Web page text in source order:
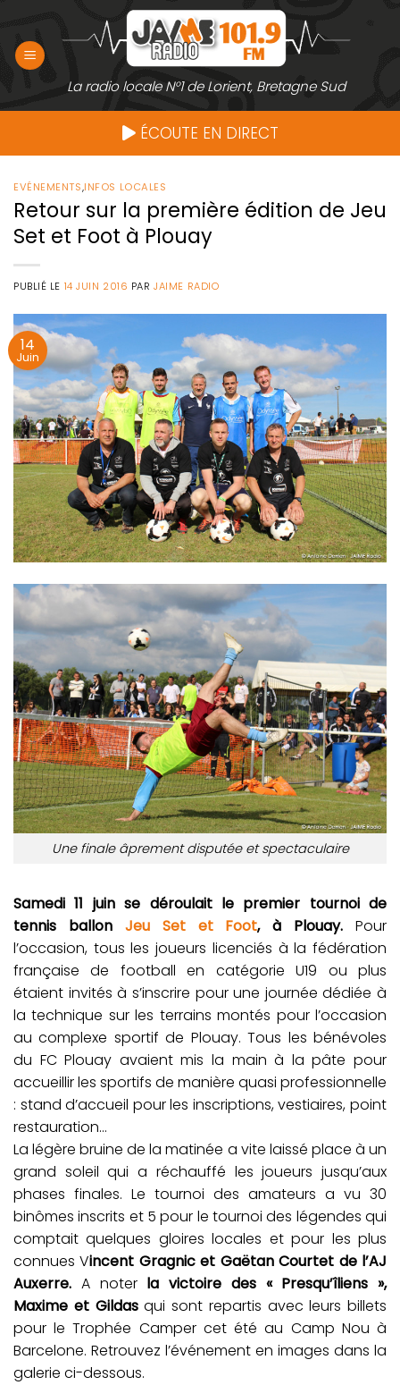
contenu
La radio locale N°1 de Lorient, Bretagne Sud
ÉCOUTE EN DIRECT
EVÉNEMENTS,INFOS LOCALES
Retour sur la première édition de Jeu
Set et Foot à Plouay
PUBLIÉ LE 14 JUIN 2016 PARJAIME RADIO
14
Juin
Une finale âprement disputée et spectaculaire
Samedi 11 juin se déroulait le premier tournoi de
tennis ballon Jeu Set et Foot, à Plouay. Pour
l’occasion, tous les joueurs licenciés à la fédération
française de football en catégorie U19 ou plus
étaient invités à s’inscrire pour une journée dédiée à
la technique sur les terrains montés pour l’occasion
au complexe sportif de Plouay. Tous les bénévoles
du FC Plouay avaient mis la main à la pâte pour
accueillir les sportifs de manière quasi professionnelle
: stand d’accueil pour les inscriptions, vestiaires, point
restauration…
La légère bruine de la matinée a vite laissé place à un
grand soleil qui a réchauffé les joueurs jusqu’aux
phases finales. Le tournoi des amateurs a vu 30
binômes inscrits et 5 pour le tournoi des légendes qui
comptait quelques gloires locales et pour les plus
connues Vincent Gragnic et Gaëtan Courtet de l’AJ
Auxerre. A noter la victoire des « Presqu’îliens »,
Maxime et Gildasqui sont repartis avec leurs billets
pour le Trophée Camper cet été au Camp Nou à
Barcelone. Retrouvez l’événement en images dans la
galerie ci-dessous.